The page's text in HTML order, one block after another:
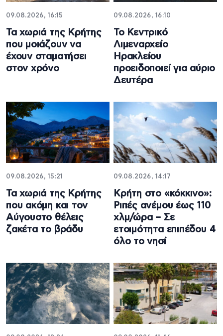
09.08.2026, 16:15
Τα χωριά της Κρήτης
που μοιάζουν να
έχουν σταματήσει
στον χρόνο
09.08.2026, 16:10
Το Κεντρικό
Λιμεναρχείο
Ηρακλείου
προειδοποιεί για αύριο
Δευτέρα
09.08.2026, 15:21
Τα χωριά της Κρήτης
που ακόμη και τον
Αύγουστο θέλεις
ζακέτα το βράδυ
09.08.2026, 14:17
Κρήτη στο «κόκκινο»:
Ριπές ανέμου έως 110
χλμ/ώρα – Σε
ετοιμότητα επιπέδου 4
όλο το νησί